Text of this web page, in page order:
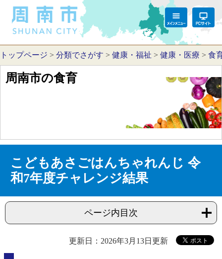
トップページ > 分類でさがす > 健康・福祉 > 健康・医療 > 食
周南市の食育
こどもあさごはんちゃれんじ 令
和7年度チャレンジ結果
ページ内目次
更新日：2026年3月13日更新